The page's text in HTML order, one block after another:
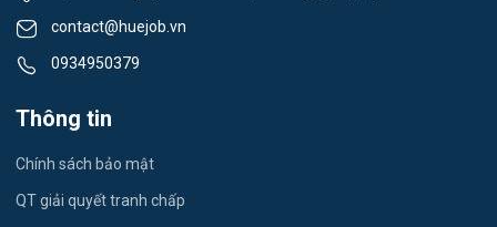
Du lịch
Công nhân
Kỹ sư Xây Dựng
giáo viên tiếng Anh
contact@huejob.vn
0934950379
Thông tin
Chính sách bảo mật
QT giải quyết tranh chấp